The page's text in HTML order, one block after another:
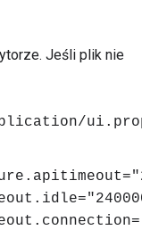
Jeśli plik nie